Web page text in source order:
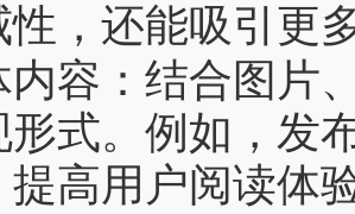
性，还能吸引更
内容‌：结合图片
形式。例如，发
提高用户阅读体